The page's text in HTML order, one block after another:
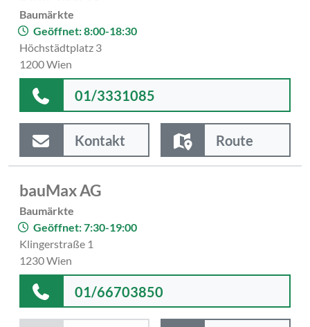
Baumärkte
Geöffnet: 8:00-18:30
Höchstädtplatz 3
1200 Wien
01/3331085
Kontakt Route
bauMax AG
Baumärkte
Geöffnet: 7:30-19:00
Klingerstraße 1
1230 Wien
01/66703850